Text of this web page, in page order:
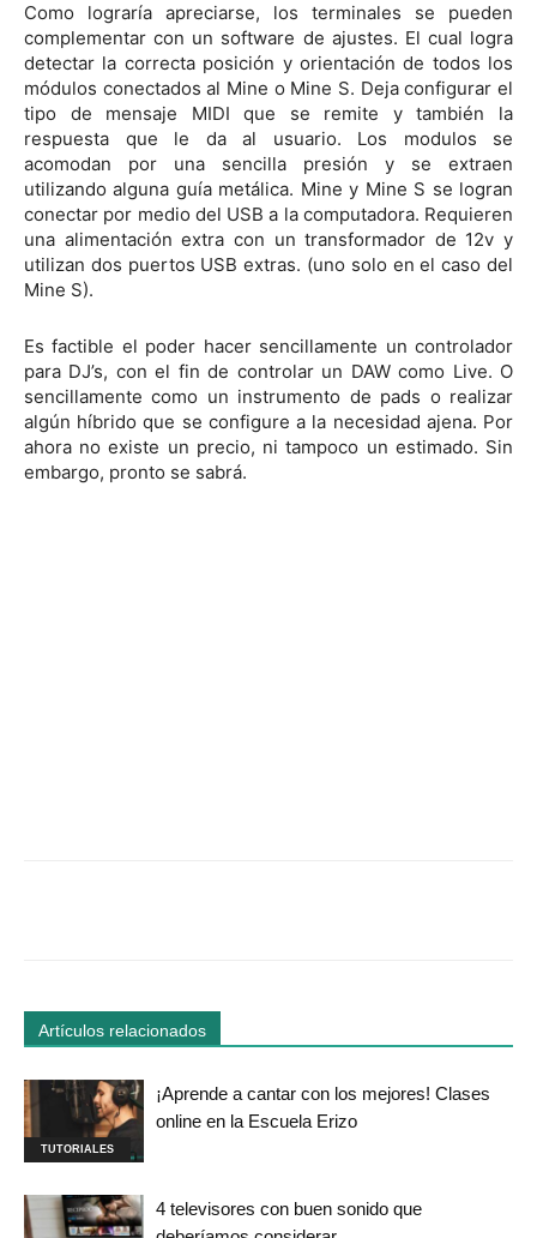
Como lograría apreciarse, los terminales se pueden
complementar con un software de ajustes. El cual logra
detectar la correcta posición y orientación de todos los
módulos conectados al Mine o Mine S. Deja configurar el
tipo de mensaje MIDI que se remite y también la
respuesta que le da al usuario. Los modulos se
acomodan por una sencilla presión y se extraen
utilizando alguna guía metálica. Mine y Mine S se logran
conectar por medio del USB a la computadora. Requieren
una alimentación extra con un transformador de 12v y
utilizan dos puertos USB extras. (uno solo en el caso del
Mine S).
Es factible el poder hacer sencillamente un controlador
para DJ’s, con el fin de controlar un DAW como Live. O
sencillamente como un instrumento de pads o realizar
algún híbrido que se configure a la necesidad ajena. Por
ahora no existe un precio, ni tampoco un estimado. Sin
embargo, pronto se sabrá.
Artículos relacionados
TUTORIALES
¡Aprende a cantar con los mejores! Clases
online en la Escuela Erizo
4 televisores con buen sonido que